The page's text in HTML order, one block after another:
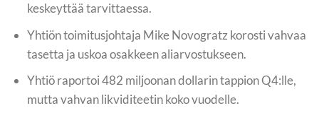
keskeyttää tarvittaessa.
Yhtiön toimitusjohtaja Mike Novogratz korosti vahvaa
tasetta ja uskoa osakkeen aliarvostukseen.
Yhtiö raportoi 482 miljoonan dollarin tappion Q4:lle,
mutta vahvan likviditeetin koko vuodelle.